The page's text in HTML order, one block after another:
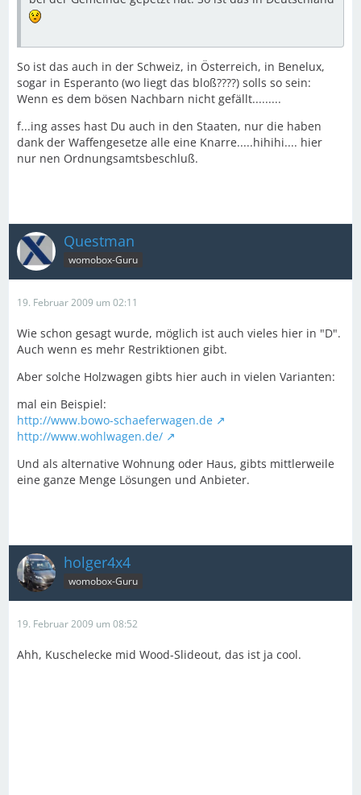
So ist das auch in der Schweiz, in Österreich, in Benelux,
sogar in Esperanto (wo liegt das bloß????) solls so sein:
Wenn es dem bösen Nachbarn nicht gefällt.........
f...ing asses hast Du auch in den Staaten, nur die haben
dank der Waffengesetze alle eine Knarre.....hihihi.... hier
nur nen Ordnungsamtsbeschluß.
Questman
womobox-Guru
19. Februar 2009 um 02:11
Wie schon gesagt wurde, möglich ist auch vieles hier in "D".
Auch wenn es mehr Restriktionen gibt.
Aber solche Holzwagen gibts hier auch in vielen Varianten:
mal ein Beispiel:
http://www.bowo-schaeferwagen.de
http://www.wohlwagen.de/
Und als alternative Wohnung oder Haus, gibts mittlerweile
eine ganze Menge Lösungen und Anbieter.
holger4x4
womobox-Guru
19. Februar 2009 um 08:52
Ahh, Kuschelecke mid Wood-Slideout, das ist ja cool.